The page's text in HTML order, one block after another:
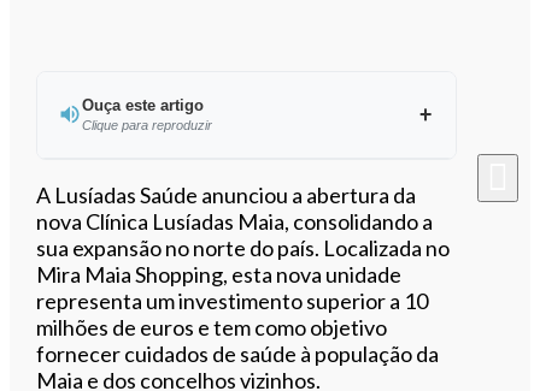
Ouça este artigo
Clique para reproduzir
Ouvir este artigo
A Lusíadas Saúde anunciou a abertura da
nova Clínica Lusíadas Maia, consolidando a
sua expansão no norte do país. Localizada no
Mira Maia Shopping, esta nova unidade
representa um investimento superior a 10
milhões de euros e tem como objetivo
fornecer cuidados de saúde à população da
Maia e dos concelhos vizinhos.